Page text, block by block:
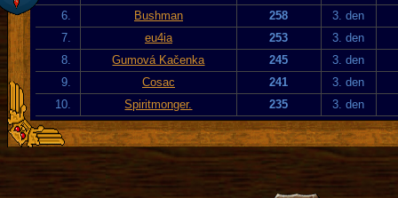
6.
Bushman 258
3. den
7.
eu4ia 253
3. den
8.
Gumová Kačenka 245
3. den
9.
Cosac 241
3. den
10.
Spiritmonger. 235 3. den